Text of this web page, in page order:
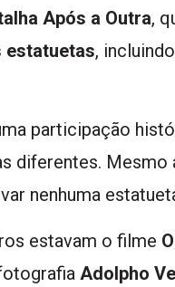
Após a Outra,
estatuetas,
participação
diferentes. Mesmo
nenhuma
estavam o filme
Adolpho